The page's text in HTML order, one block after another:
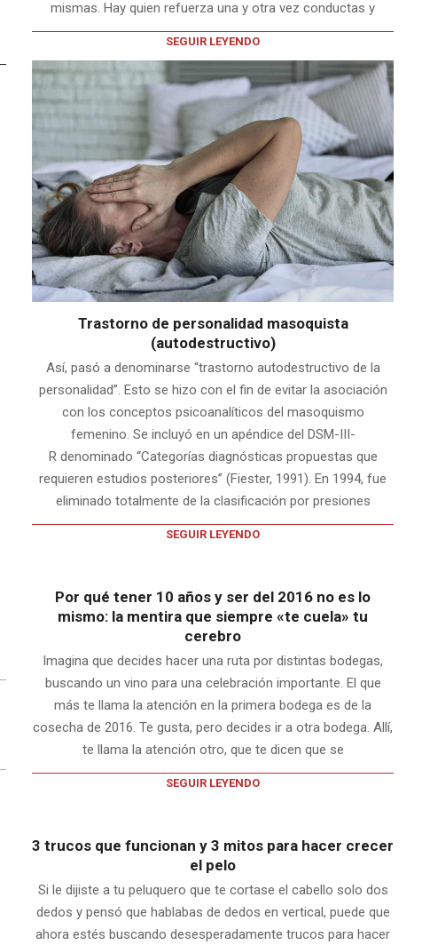
mismas. Hay quien refuerza una y otra vez conductas y
SEGUIR LEYENDO
Trastorno de personalidad masoquista
(autodestructivo)
Así, pasó a denominarse “trastorno autodestructivo de la
personalidad”. Esto se hizo con el fin de evitar la asociación
con los conceptos psicoanalíticos del masoquismo
femenino. Se incluyó en un apéndice del DSM-III-
R denominado “Categorías diagnósticas propuestas que
requieren estudios posteriores” (Fiester, 1991). En 1994, fue
eliminado totalmente de la clasificación por presiones
SEGUIR LEYENDO
Por qué tener 10 años y ser del 2016 no es lo
mismo: la mentira que siempre «te cuela» tu
cerebro
Imagina que decides hacer una ruta por distintas bodegas,
buscando un vino para una celebración importante. El que
más te llama la atención en la primera bodega es de la
cosecha de 2016. Te gusta, pero decides ir a otra bodega. Allí,
te llama la atención otro, que te dicen que se
SEGUIR LEYENDO
3 trucos que funcionan y 3 mitos para hacer crecer
el pelo
Si le dijiste a tu peluquero que te cortase el cabello solo dos
dedos y pensó que hablabas de dedos en vertical, puede que
ahora estés buscando desesperadamente trucos para hacer